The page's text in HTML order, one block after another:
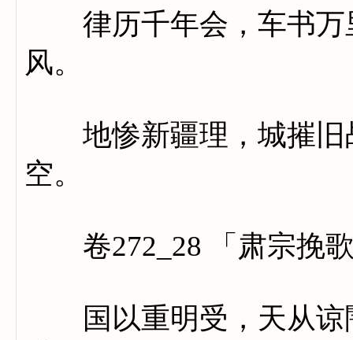
律历千年会，车书万
风。
地惨新疆理，城摧旧
空。
卷272_28 「肃宗挽
国以重明受，天从谅